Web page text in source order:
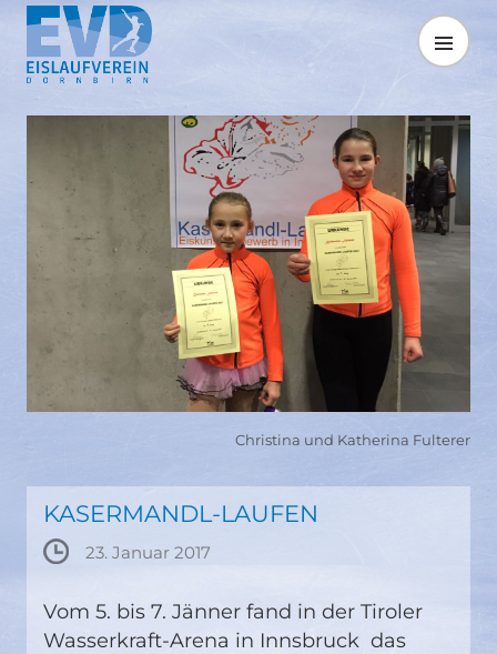
Springe
zum
Inhalt
MENÜ
Christina und Katherina Fulterer
KASERMANDL-LAUFEN
23. Januar 2017
Vom 5. bis 7. Jänner fand in der Tiroler
Wasserkraft-Arena in Innsbruck das